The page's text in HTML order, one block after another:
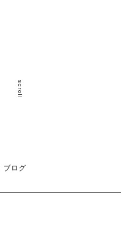
scroll
ブログ